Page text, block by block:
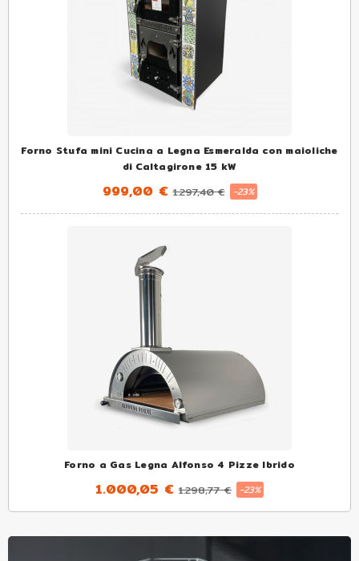
Forno Stufa mini Cucina a Legna Esmeralda con maioliche
di Caltagirone 15 kW
999,00 € 1.297,40 € -23%
Forno a Gas Legna Alfonso 4 Pizze Ibrido
1.000,05 € 1.298,77 € -23%